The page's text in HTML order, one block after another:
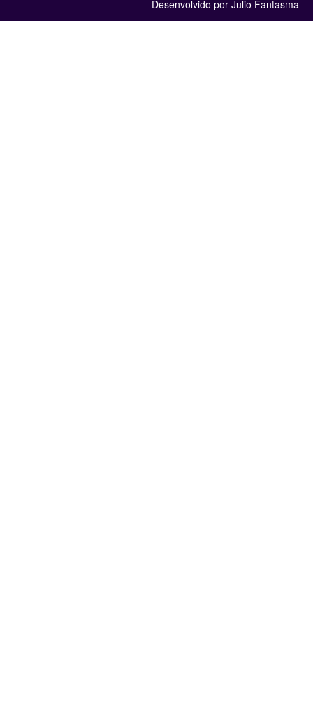
Desenvolvido por Julio Fantasma